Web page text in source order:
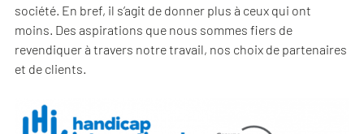
société. En bref, il s’agit de donner plus à ceux qui ont
moins. Des aspirations que nous sommes fiers de
revendiquer à travers notre travail, nos choix de partenaires
et de clients.